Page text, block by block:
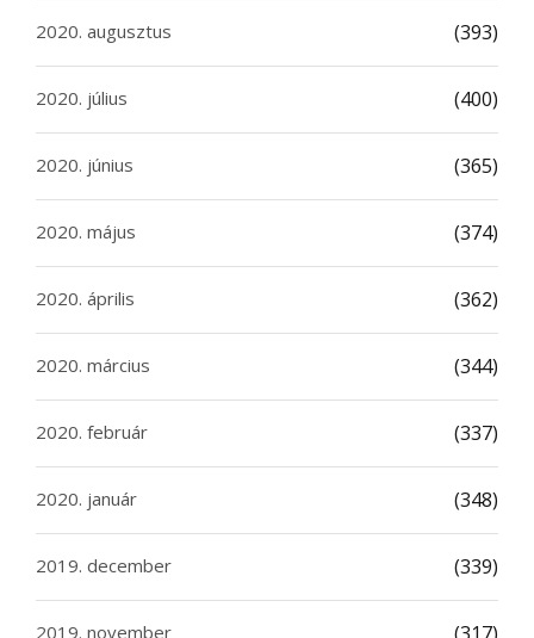
2020. augusztus (393)
2020. július (400)
2020. június (365)
2020. május (374)
2020. április (362)
2020. március (344)
2020. február (337)
2020. január (348)
2019. december (339)
2019. november